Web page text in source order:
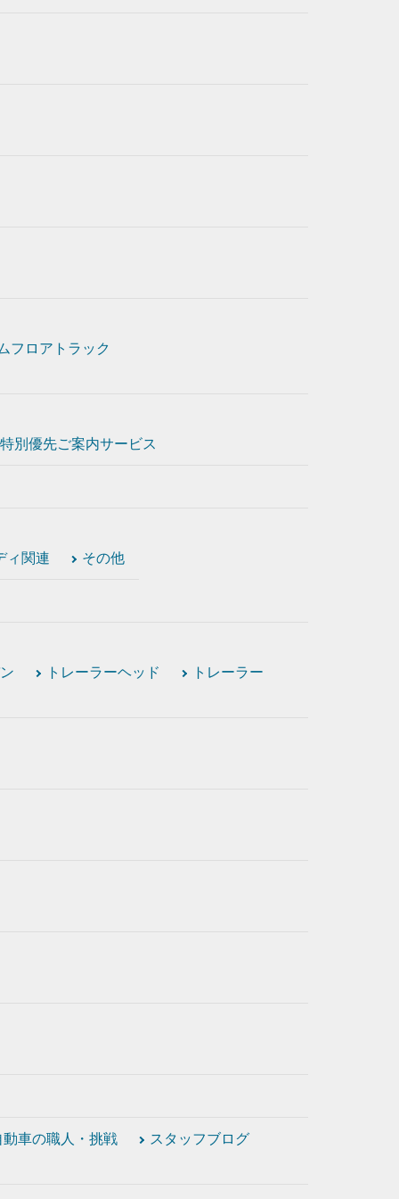
フロアトラック
特別優先ご案内サービス
ィ関連 その他
トレーラーヘッド
トレーラー
動車の職人・挑戦
スタッフブログ